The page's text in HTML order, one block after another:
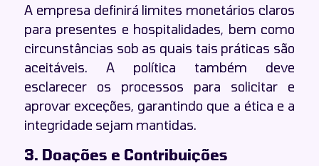
A empresa definirá limites monetários claros
para presentes e hospitalidades, bem como
circunstâncias sob as quais tais práticas são
aceitáveis. A política também deve
esclarecer os processos para solicitar e
aprovar exceções, garantindo que a ética e a
integridade sejam mantidas.
3. Doações e Contribuições